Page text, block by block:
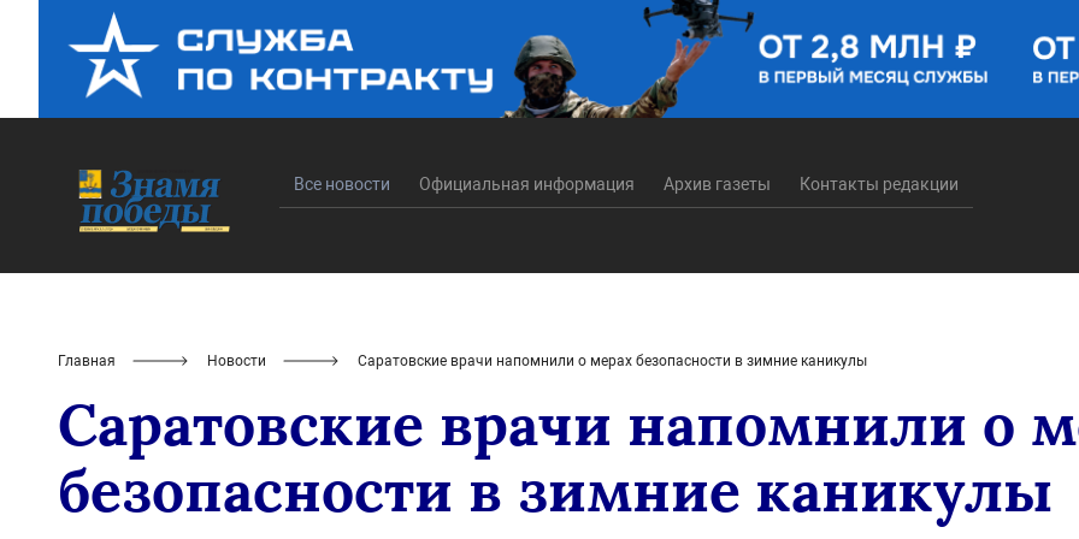
Все новости Официальная информация Архив газеты Контакты редакции
Главная Новости Саратовские врачи напомнили о мерах безопасности в зимние каникулы
Саратовские врачи напомнили о
безопасности в зимние каникулы